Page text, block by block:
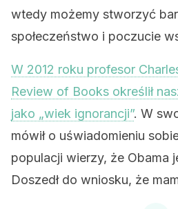
wtedy możemy stworzyć
społeczeństwo i poczucie
W 2012 roku profesor
Review of Books określił
jako „wiek ignorancji”. W
mówił o uświadomieniu
populacji wierzy, że Obama
Doszedł do wniosku, że